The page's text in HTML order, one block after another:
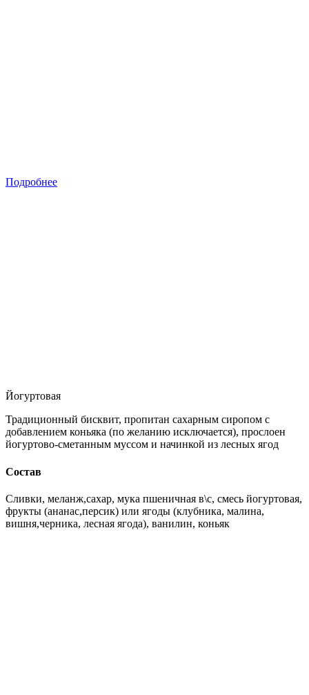
Подробнее
Йогуртовая
Традиционный бисквит, пропитан сахарным сиропом с
добавлением коньяка (по желанию исключается), прослоен
йогуртово-сметанным муссом и начинкой из лесных ягод
Состав
Сливки, меланж,сахар, мука пшеничная в\с, смесь йогуртовая,
фрукты (ананас,персик) или ягоды (клубника, малина,
вишня,черника, лесная ягода), ванилин, коньяк